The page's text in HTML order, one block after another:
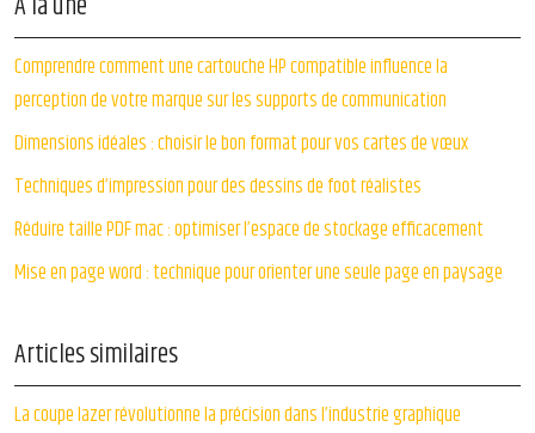
Comprendre comment une cartouche HP compatible influence la
perception de votre marque sur les supports de communication
Dimensions idéales : choisir le bon format pour vos cartes de vœux
Techniques d’impression pour des dessins de foot réalistes
Réduire taille PDF mac : optimiser l’espace de stockage efficacement
Mise en page word : technique pour orienter une seule page en paysage
Articles similaires
La coupe lazer révolutionne la précision dans l’industrie graphique